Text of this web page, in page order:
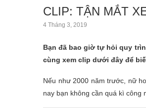
CLIP: TẬN MẮT
4 Tháng 3, 2019
Bạn đã bao giờ tự hỏi quy
cùng xem clip dưới đây để
Nếu như 2000 năm trước, nữ
nay bạn không cần quá kì công